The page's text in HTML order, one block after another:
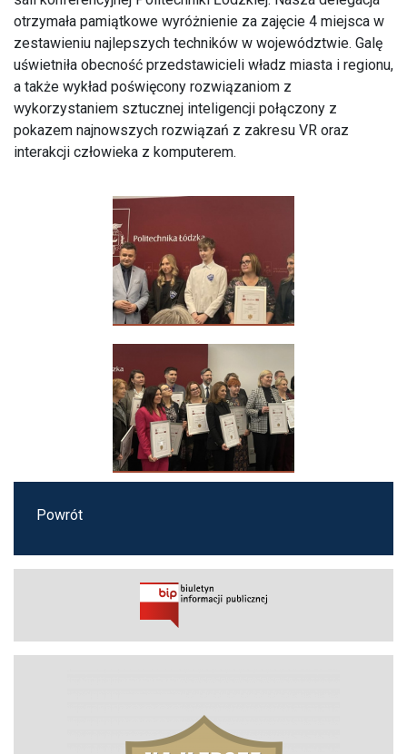
otrzymała pamiątkowe wyróżnienie za zajęcie 4 miejsca w
zestawieniu najlepszych techników w województwie. Galę
uświetniła obecność przedstawicieli władz miasta i regionu,
a także wykład poświęcony rozwiązaniom z
wykorzystaniem sztucznej inteligencji połączony z
pokazem najnowszych rozwiązań z zakresu VR oraz
interakcji człowieka z komputerem.
Powrót